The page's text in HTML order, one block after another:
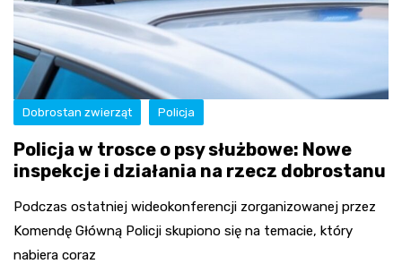
Dobrostan zwierząt Policja
Policja w trosce o psy służbowe: Nowe
inspekcje i działania na rzecz dobrostanu
Podczas ostatniej wideokonferencji zorganizowanej przez
Komendę Główną Policji skupiono się na temacie, który
nabiera coraz